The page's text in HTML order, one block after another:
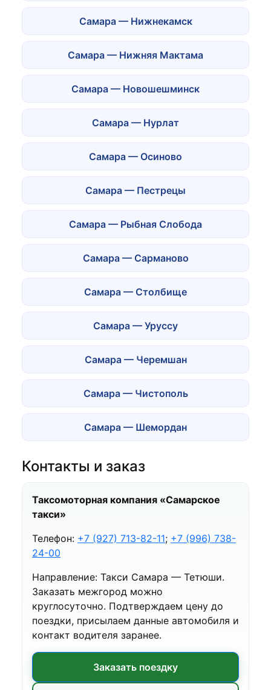
Самара — Нижнекамск
Самара — Нижняя Мактама
Самара — Новошешминск
Самара — Нурлат
Самара — Осиново
Самара — Пестрецы
Самара — Рыбная Слобода
Самара — Сарманово
Самара — Столбище
Самара — Уруссу
Самара — Черемшан
Самара — Чистополь
Самара — Шемордан
Контакты и заказ
Таксомоторная компания «Самарское
такси»
Телефон: +7 (927) 713-82-11; +7 (996) 738-
24-00
Направление: Такси Самара — Тетюши.
Заказать межгород можно
круглосуточно. Подтверждаем цену до
поездки, присылаем данные автомобиля и
контакт водителя заранее.
Заказать поездку